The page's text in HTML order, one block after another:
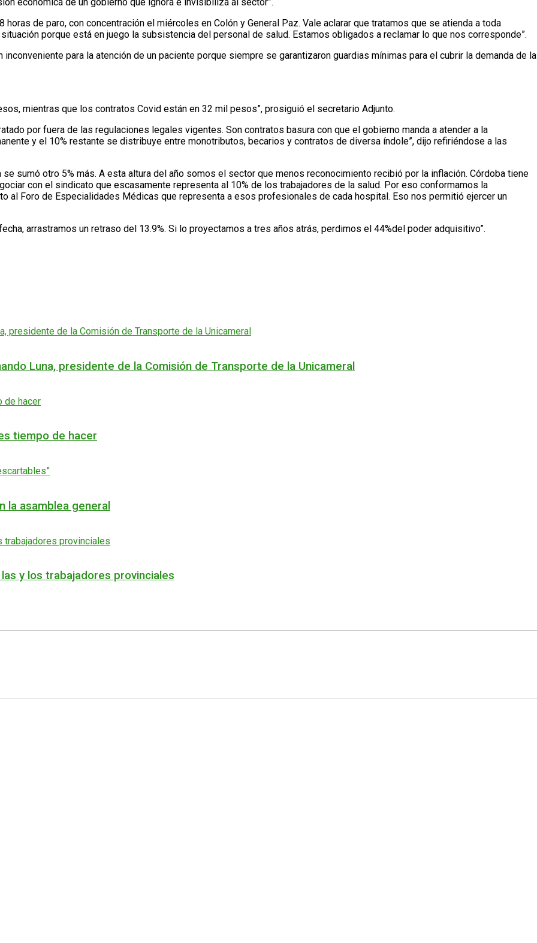
de paro, con concentración el miércoles en Colón y General Paz. Vale aclarar que tratamos que se atienda a toda
porque está en juego la subsistencia del personal de salud. Estamos obligados a reclamar lo que nos corresponde”.
para la atención de un paciente porque siempre se garantizaron guardias mínimas para el cubrir la demanda de la
mientras que los contratos Covid están en 32 mil pesos”, prosiguió el secretario Adjunto.
por fuera de las regulaciones legales vigentes. Son contratos basura con que el gobierno manda a atender a la
y el 10% restante se distribuye entre monotributos, becarios y contratos de diversa índole”, dijo refiriéndose a las
sumó otro 5% más. A esta altura del año somos el sector que menos reconocimiento recibió por la inflación. Córdoba tiene
con el sindicato que escasamente representa al 10% de los trabajadores de la salud. Por eso conformamos la
al Foro de Especialidades Médicas que representa a esos profesionales de cada hospital. Eso nos permitió ejercer un
arrastramos un retraso del 13.9%. Si lo proyectamos a tres años atrás, perdimos el 44%del poder adquisitivo”.
Luna, presidente de la Comisión de Transporte de la Unicameral
tiempo de hacer
la asamblea general
y los trabajadores provinciales